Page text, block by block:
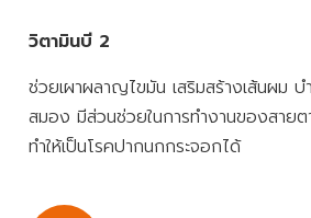
วิตามินบี 2
ช่วยเผาผลาญไขมัน เสริมสร้างเส้นผม
สมอง มีส่วนช่วยในการทำงานของสาย
ทำให้เป็นโรคปากนกกระจอกได้